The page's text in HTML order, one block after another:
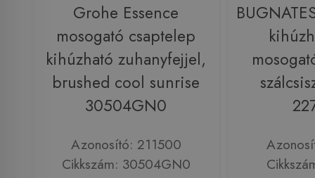
Grohe Essence
mosogató csaptelep
kihúzható zuhanyfejjel,
brushed cool sunrise
30504GN0
Azonosító: 211500
Cikkszám: 30504GN0